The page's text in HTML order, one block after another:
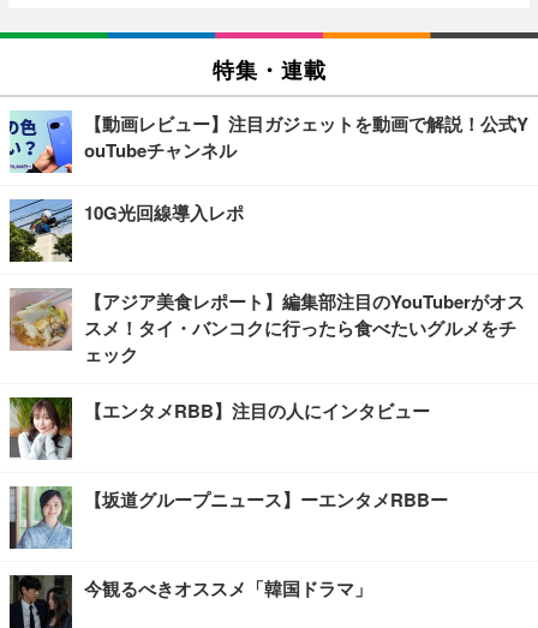
特集・連載
【動画レビュー】注目ガジェットを動画で解説！公式Y
ouTubeチャンネル
10G光回線導入レポ
【アジア美食レポート】編集部注目のYouTuberがオス
スメ！タイ・バンコクに行ったら食べたいグルメをチ
ェック
【エンタメRBB】注目の人にインタビュー
【坂道グループニュース】ーエンタメRBBー
今観るべきオススメ「韓国ドラマ」